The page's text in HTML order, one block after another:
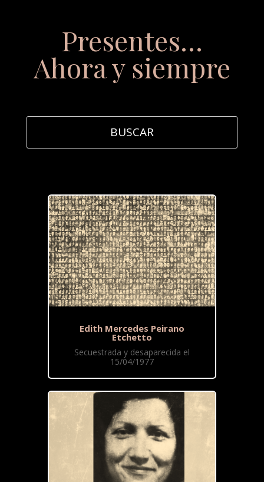
Presentes…
Ahora y siempre
Edith Mercedes Peirano
Etchetto
Secuestrada y desaparecida el
15/04/1977